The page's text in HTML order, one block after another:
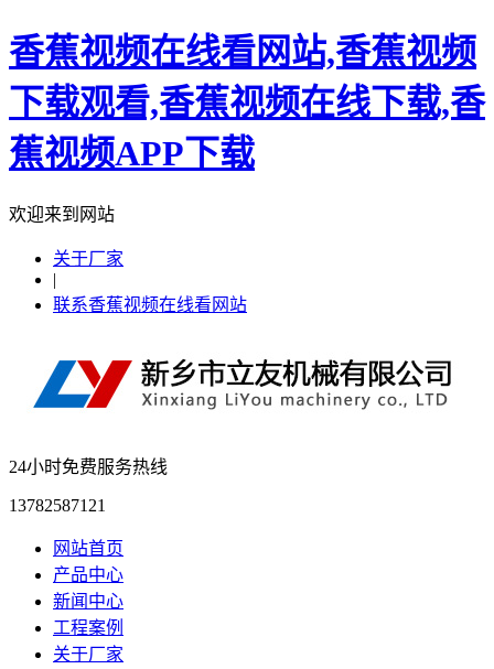
香蕉视频在线看网站,香蕉视频
下载观看,香蕉视频在线下载,香
蕉视频APP下载
欢迎来到网站
关于厂家
|
联系香蕉视频在线看网站
24小时免费服务热线
13782587121
网站首页
产品中心
新闻中心
工程案例
关于厂家